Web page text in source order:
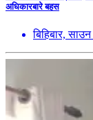
अधिकारबारे बहस
बिहिबार,